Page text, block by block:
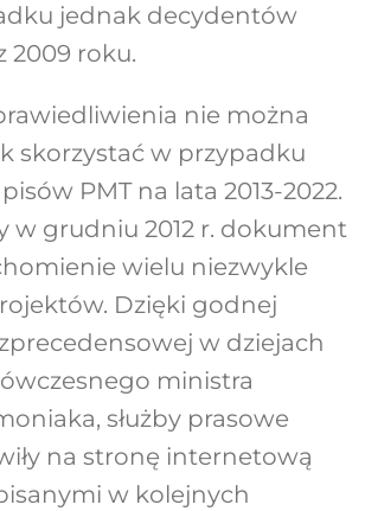
jednak decydentów
2009 roku.
nie można
skorzystać w przypadku
PMT na lata 2013-2022.
w grudniu 2012 r. dokument
wielu niezwykle
Dzięki godnej
w dziejach
ministra
służby prasowe
na stronę internetową
w kolejnych